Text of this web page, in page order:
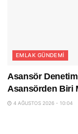
EMLAK GÜNDEMI
Asansör
Asansörden Biri
4 AĞUSTOS 2026 - 10:04